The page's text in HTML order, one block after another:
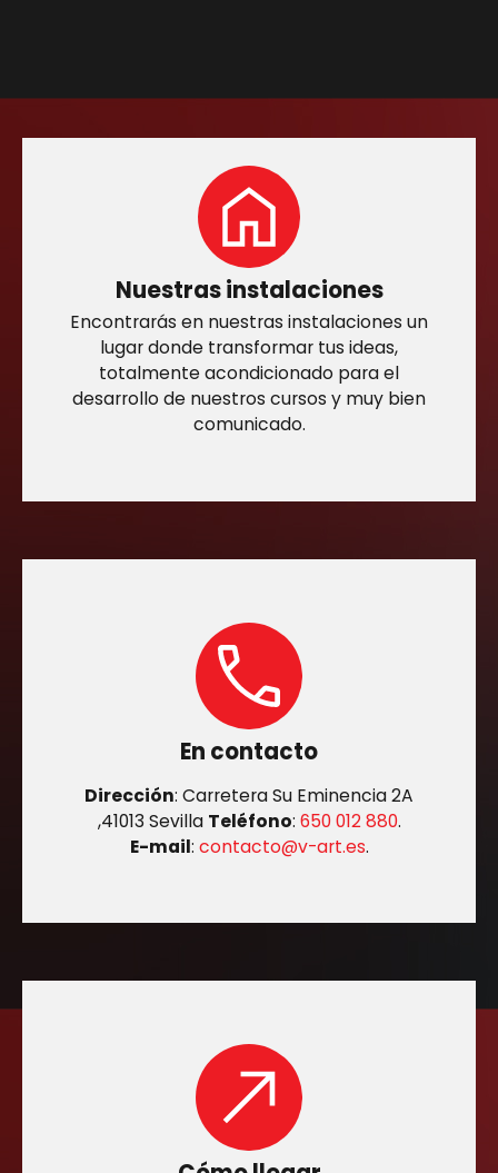
Nuestras instalaciones
Encontrarás en nuestras instalaciones un
lugar donde transformar tus ideas,
totalmente acondicionado para el
desarrollo de nuestros cursos y muy bien
comunicado.
En contacto
Dirección: Carretera Su Eminencia 2A
,41013 Sevilla Teléfono: 650 012 880.
E-mail: contacto@v-art.es.